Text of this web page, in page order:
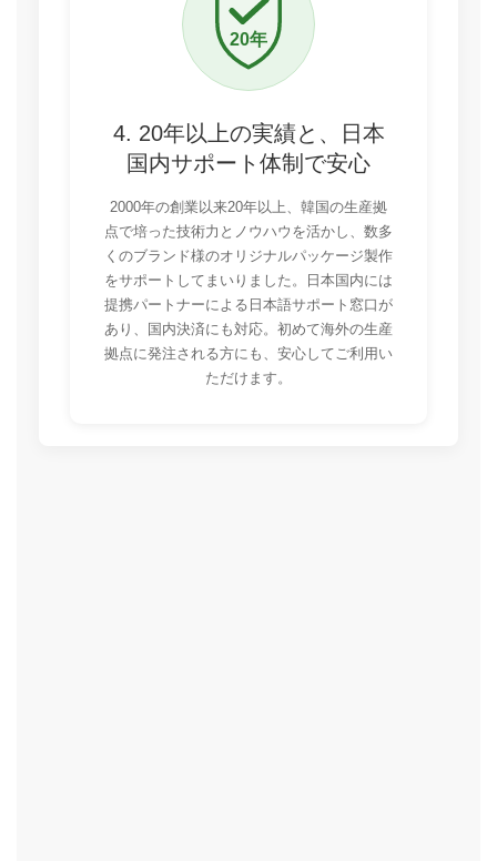
4. 20年以上の実績と、日本
国内サポート体制で安心
2000年の創業以来20年以上、韓国の生産拠
点で培った技術力とノウハウを活かし、数多
くのブランド様のオリジナルパッケージ製作
をサポートしてまいりました。日本国内には
提携パートナーによる日本語サポート窓口が
あり、国内決済にも対応。初めて海外の生産
拠点に発注される方にも、安心してご利用い
ただけます。